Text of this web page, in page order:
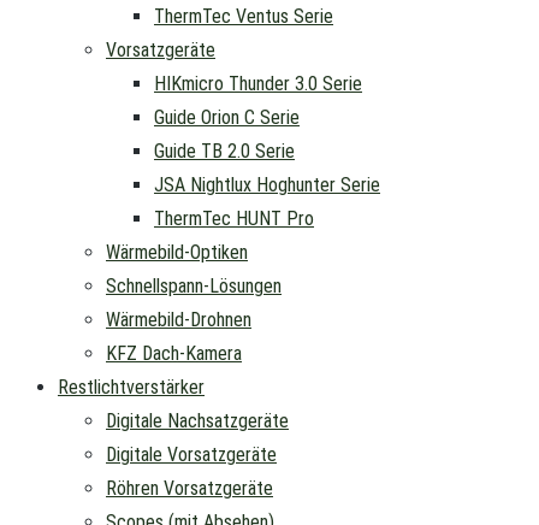
ThermTec Ventus Serie
Vorsatzgeräte
HIKmicro Thunder 3.0 Serie
Guide Orion C Serie
Guide TB 2.0 Serie
JSA Nightlux Hoghunter Serie
ThermTec HUNT Pro
Wärmebild-Optiken
Schnellspann-Lösungen
Wärmebild-Drohnen
KFZ Dach-Kamera
Restlichtverstärker
Digitale Nachsatzgeräte
Digitale Vorsatzgeräte
Röhren Vorsatzgeräte